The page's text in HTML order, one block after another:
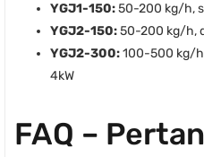
YGJ1-150:50-200 kg/h,
YGJ2-150:50-200 kg/h,
YGJ2-300:100-500 kg/
4kW
FAQ –